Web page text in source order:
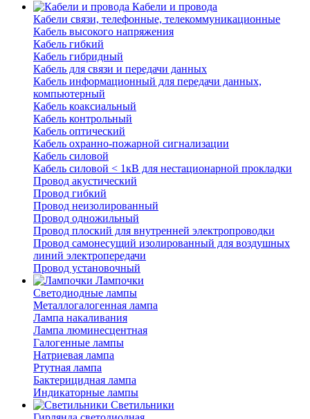
Кабели и провода
Кабели связи, телефонные, телекоммуникационные
Кабель высокого напряжения
Кабель гибкий
Кабель гибридный
Кабель для связи и передачи данных
Кабель информационный для передачи данных,
компьютерный
Кабель коаксиальный
Кабель контрольный
Кабель оптический
Кабель охранно-пожарной сигнализации
Кабель силовой
Кабель силовой < 1кВ для нестационарной прокладки
Провод акустический
Провод гибкий
Провод неизолированный
Провод одножильный
Провод плоский для внутренней электропроводки
Провод самонесущий изолированный для воздушных
линий электропередачи
Провод установочный
Лампочки
Светодиодные лампы
Металлогалогенная лампа
Лампа накаливания
Лампа люминесцентная
Галогенные лампы
Натриевая лампа
Ртутная лампа
Бактерицидная лампа
Индикаторные лампы
Светильники